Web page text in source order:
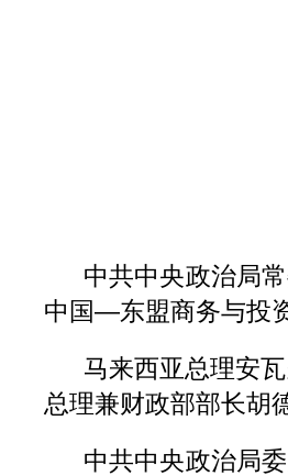
中共中央政治局
中国—东盟商务与投
马来西亚总理安
总理兼财政部部长胡
中共中央政治局